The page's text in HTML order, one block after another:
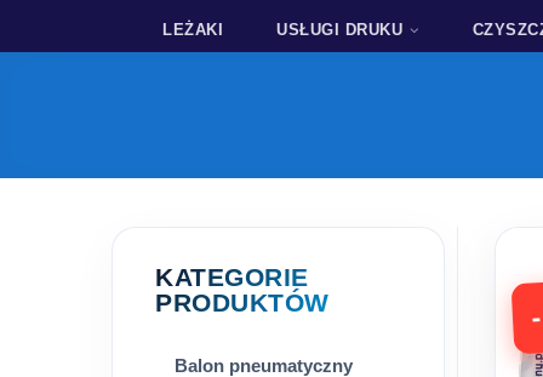
LEŻAKI USŁUGI DRUKU
KATEGORIE
PRODUKTÓW
Balon pneumatyczny